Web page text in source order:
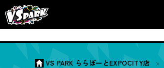
VS PARK ららぽーとEXPOCITY店